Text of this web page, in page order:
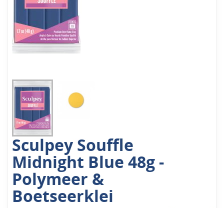
Sculpey Souffle
Midnight Blue 48g -
Polymeer &
Boetseerklei